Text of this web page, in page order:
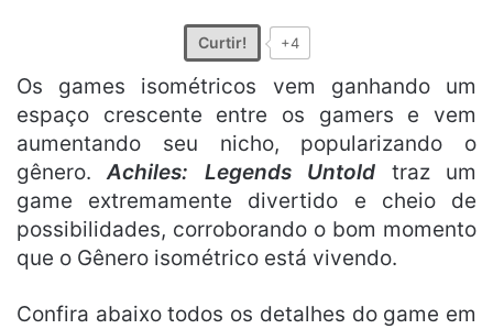
Curtir! +4
Os games isométricos vem ganhando um
espaço crescente entre os gamers e vem
aumentando seu nicho, popularizando o
gênero.Achiles: Legends Untold traz um
game extremamente divertido e cheio de
possibilidades, corroborando o bom momento
que o Gênero isométrico está vivendo.
Confira abaixo todos os detalhes do game em